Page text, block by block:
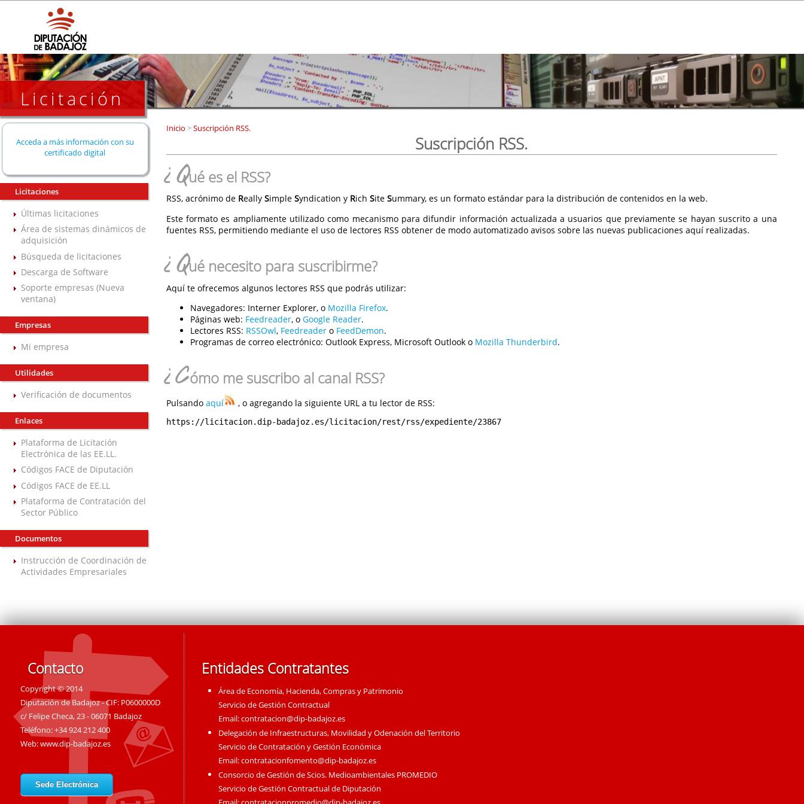
Licitación
Acceda a más información con su
certificado digital
Licitaciones
Últimas licitaciones
Área de sistemas dinámicos de
adquisición
Búsqueda de licitaciones
Descarga de Software
Soporte empresas (Nueva
ventana)
Empresas
Mi empresa
Utilidades
Verificación de documentos
Enlaces
Plataforma de Licitación
Electrónica de las EE.LL.
Códigos FACE de Diputación
Códigos FACE de EE.LL
Plataforma de Contratación del
Sector Público
Documentos
Instrucción de Coordinación de
Actividades Empresariales
Inicio >Suscripción RSS.
Suscripción RSS.
¿Qué es el RSS?
RSS, acrónimo de Really Simple Syndication y Rich Site Summary, es un formato estándar para la distribución de contenidos en la web.
Este formato es ampliamente utilizado como mecanismo para difundir información actualizada a usuarios que previamente se hayan suscrito a una
fuentes RSS, permitiendo mediante el uso de lectores RSS obtener de modo automatizado avisos sobre las nuevas publicaciones aquí realizadas.
¿Qué necesito para suscribirme?
Aquí te ofrecemos algunos lectores RSS que podrás utilizar:
Navegadores: Interner Explorer, o Mozilla Firefox.
Páginas web: Feedreader, o Google Reader.
Lectores RSS: RSSOwl, Feedreadero FeedDemon.
Programas de correo electrónico: Outlook Express, Microsoft Outlook o Mozilla Thunderbird.
¿Cómo me suscribo al canal RSS?
Pulsando aquí , o agregando la siguiente URL a tu lector de RSS:
https://licitacion.dip-badajoz.es/licitacion/rest/rss/expediente/23867
Contacto
Copyright © 2014
Diputación de Badajoz - CIF: P0600000D
c/ Felipe Checa, 23 - 06071 Badajoz
Teléfono: +34 924 212 400
Web:www.dip-badajoz.es
Sede Electrónica
Entidades Contratantes
Área de Economía, Hacienda, Compras y Patrimonio
Servicio de Gestión Contractual
Email:contratacion@dip-badajoz.es
Delegación de Infraestructuras, Movilidad y Odenación del Territorio
Servicio de Contratación y Gestión Económica
Email:contratacionfomento@dip-badajoz.es
Consorcio de Gestión de Scios. Medioambientales PROMEDIO
Servicio de Gestión Contractual de Diputación